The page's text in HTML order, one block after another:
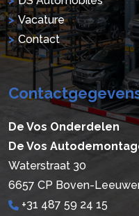
Vacature
Contact
De Vos Onderdelen
De Vos
Waterstraat 30
6657 CP Boven-
+31 487 59 24 15